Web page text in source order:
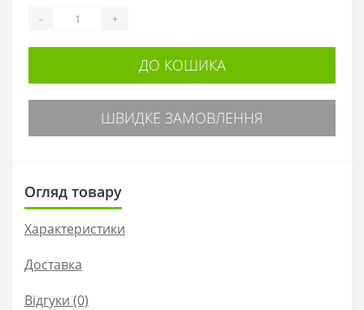
- +
ДО КОШИКА
ШВИДКЕ ЗАМОВЛЕННЯ
Огляд товару
Характеристики
Доставка
Відгуки (0)